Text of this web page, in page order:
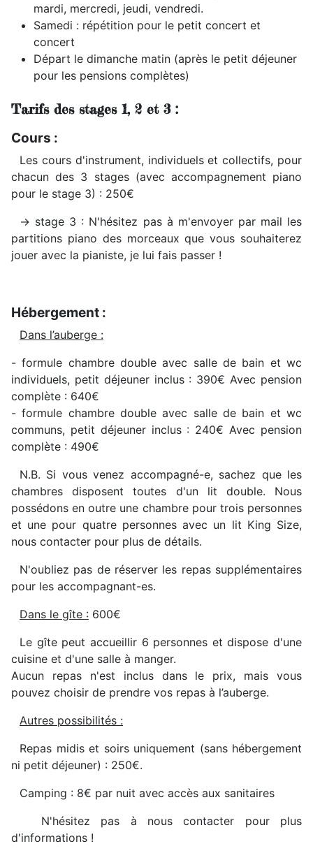
mardi, mercredi, jeudi, vendredi.
Samedi : répétition pour le petit concert et
concert
Départ le dimanche matin (après le petit déjeuner
pour les pensions complètes)
Tarifs des stages 1, 2 et 3 :
Cours :
Les cours d'instrument, individuels et collectifs, pour
chacun des 3 stages (avec accompagnement piano
pour le stage 3) : 250€
-> stage 3 : N'hésitez pas à m'envoyer par mail les
partitions piano des morceaux que vous souhaiterez
jouer avec la pianiste, je lui fais passer !
Hébergement :
Dans l’auberge :
- formule chambre double avec salle de bain et wc
individuels, petit déjeuner inclus : 390€ Avec pension
complète : 640€
- formule chambre double avec salle de bain et wc
communs, petit déjeuner inclus : 240€ Avec pension
complète : 490€
N.B. Si vous venez accompagné-e, sachez que les
chambres disposent toutes d'un lit double. Nous
possédons en outre une chambre pour trois personnes
et une pour quatre personnes avec un lit King Size,
nous contacter pour plus de détails.
N'oubliez pas de réserver les repas supplémentaires
pour les accompagnant-es.
Dans le gîte : 600€
Le gîte peut accueillir 6 personnes et dispose d'une
cuisine et d'une salle à manger.
Aucun repas n'est inclus dans le prix, mais vous
pouvez choisir de prendre vos repas à l’auberge.
Autres possibilités :
Repas midis et soirs uniquement (sans hébergement
ni petit déjeuner) : 250€.
Camping : 8€ par nuit avec accès aux sanitaires
N'hésitez pas à nous contacter pour plus
d'informations !